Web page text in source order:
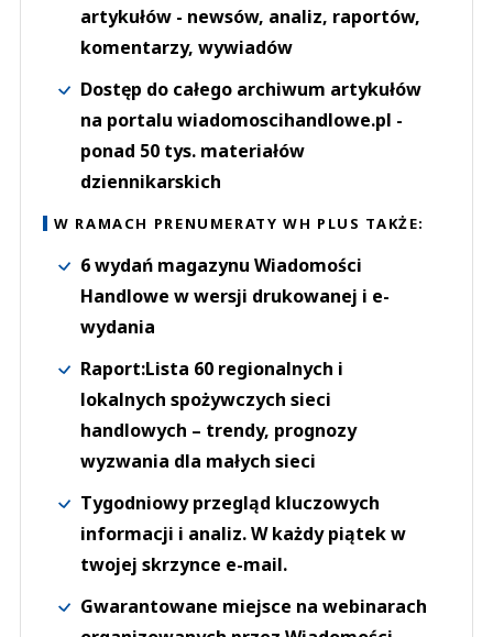
artykułów - newsów, analiz, raportów,
komentarzy, wywiadów
Dostęp do całego archiwum artykułów
na portalu wiadomoscihandlowe.pl -
ponad 50 tys. materiałów
dziennikarskich
W RAMACH PRENUMERATY WH PLUS TAKŻE:
6 wydań magazynu Wiadomości
Handlowe w wersji drukowanej i e-
wydania
Raport:Lista 60 regionalnych i
lokalnych spożywczych sieci
handlowych – trendy, prognozy
wyzwania dla małych sieci
Tygodniowy przegląd kluczowych
informacji i analiz. W każdy piątek w
twojej skrzynce e-mail.
Gwarantowane miejsce na webinarach